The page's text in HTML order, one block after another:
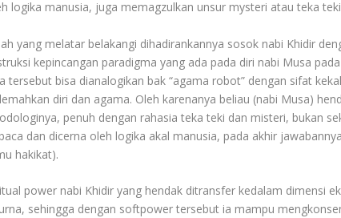
logika manusia, juga memagzulkan unsur mysteri atau teka
yang melatar belakangi dihadirankannya sosok nabi Khidir
kepincangan paradigma yang ada pada diri nabi Musa
tersebut bisa dianalogikan bak “agama robot” dengan sifat
diri dan agama. Oleh karenanya beliau (nabi Musa)
penuh dengan rahasia teka teki dan misteri, bukan
dan dicerna oleh logika akal manusia, pada akhir
hakikat).
power nabi Khidir yang hendak ditransfer kedalam dimensi
sehingga dengan softpower tersebut ia mampu